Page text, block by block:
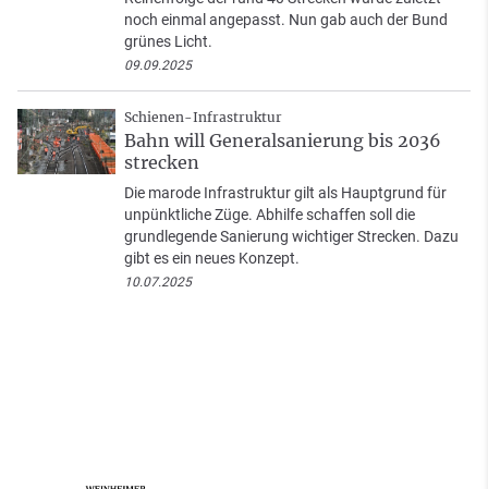
noch einmal angepasst. Nun gab auch der Bund
grünes Licht.
09.09.2025
Schienen-Infrastruktur
Bahn will Generalsanierung bis 2036
strecken
Die marode Infrastruktur gilt als Hauptgrund für
unpünktliche Züge. Abhilfe schaffen soll die
grundlegende Sanierung wichtiger Strecken. Dazu
gibt es ein neues Konzept.
10.07.2025